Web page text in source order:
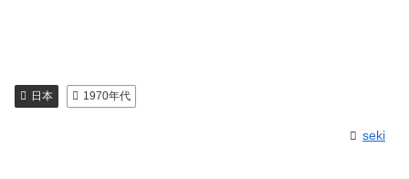
日本 1970年代
seki